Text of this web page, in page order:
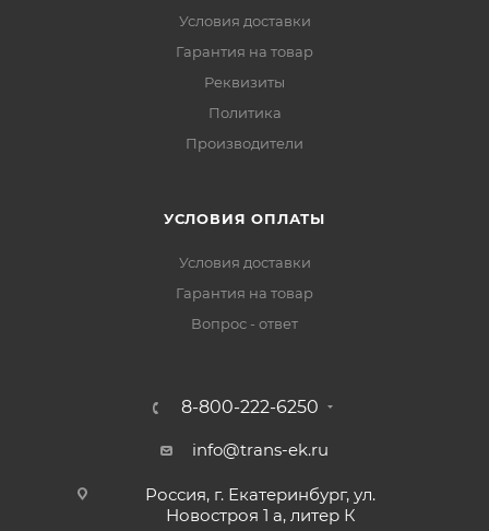
Условия доставки
Гарантия на товар
Реквизиты
Политика
Производители
УСЛОВИЯ ОПЛАТЫ
Условия доставки
Гарантия на товар
Вопрос - ответ
8-800-222-6250
info@trans-ek.ru
Россия, г. Екатеринбург, ул.
Новостроя 1 а, литер К